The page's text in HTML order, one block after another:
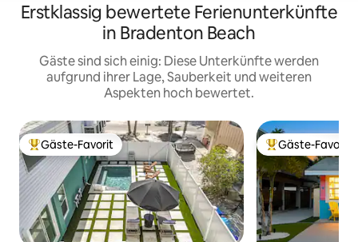
Erstklassig bewertete Ferienunterkünfte
in Bradenton Beach
Gäste sind sich einig: Diese Unterkünfte werden
aufgrund ihrer Lage, Sauberkeit und weiteren
Aspekten hoch bewertet.
Beliebter Gäste-Favorit.
Gäste-Favorit Beliebter Gäste-
Gäste-Favorit